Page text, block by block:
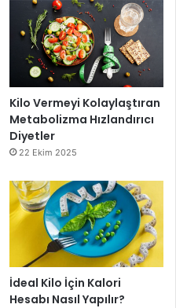
Kilo Vermeyi Kolaylaştıran
Metabolizma Hızlandırıcı
Diyetler
22 Ekim 2025
İdeal Kilo İçin Kalori
Hesabı Nasıl Yapılır?